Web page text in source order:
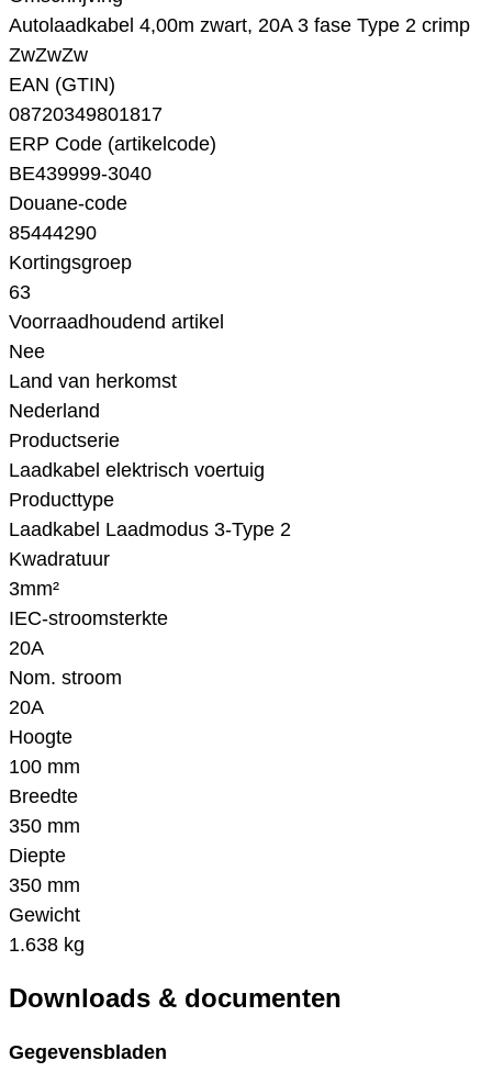
Autolaadkabel 4,00m zwart, 20A 3 fase Type 2 crimp
ZwZwZw
EAN (GTIN)
08720349801817
ERP Code (artikelcode)
BE439999-3040
Douane-code
85444290
Kortingsgroep
63
Voorraadhoudend artikel
Nee
Land van herkomst
Nederland
Productserie
Laadkabel elektrisch voertuig
Producttype
Laadkabel Laadmodus 3-Type 2
Kwadratuur
3mm²
IEC-stroomsterkte
20A
Nom. stroom
20A
Hoogte
100 mm
Breedte
350 mm
Diepte
350 mm
Gewicht
1.638 kg
Downloads & documenten
Gegevensbladen